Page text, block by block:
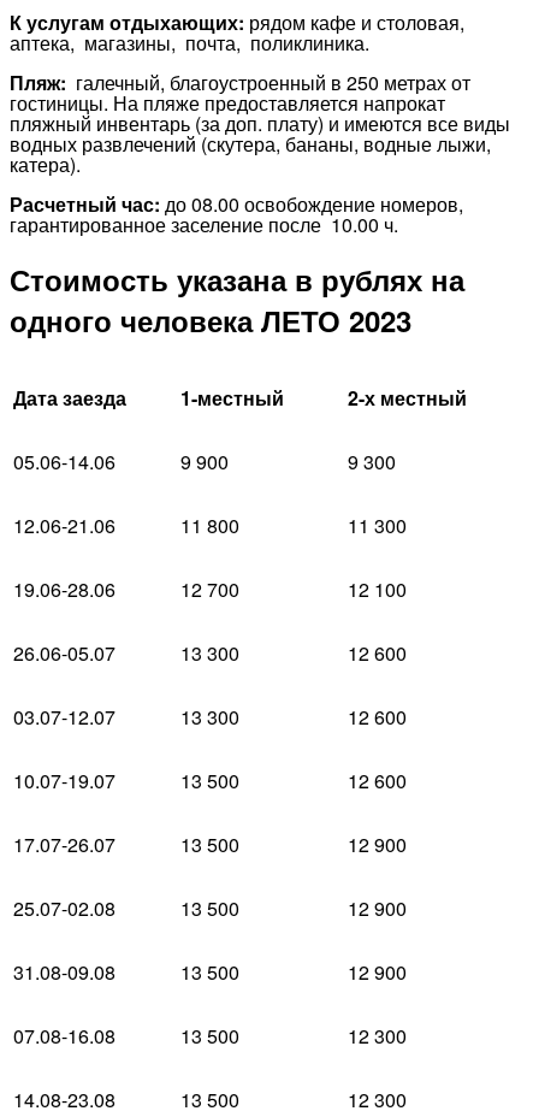
К услугам отдыхающих: рядом кафе и столовая,
аптека, магазины, почта, поликлиника.
Пляж: галечный, благоустроенный в 250 метрах от
гостиницы. На пляже предоставляется напрокат
пляжный инвентарь (за доп. плату) и имеются все виды
водных развлечений (скутера, бананы, водные лыжи,
катера).
Расчетный час: до 08.00 освобождение номеров,
гарантированное заселение после 10.00 ч.
Стоимость указана в рублях на
одного человека ЛЕТО 2023
Дата заезда 1-местный 2-х местный
05.06-14.06 9 900 9 300
12.06-21.06 11 800 11 300
19.06-28.06 12 700 12 100
26.06-05.07 13 300 12 600
03.07-12.07 13 300 12 600
10.07-19.07 13 500 12 600
17.07-26.07 13 500 12 900
25.07-02.08 13 500 12 900
31.08-09.08 13 500 12 900
07.08-16.08 13 500 12 300
14.08-23.08 13 500 12 300